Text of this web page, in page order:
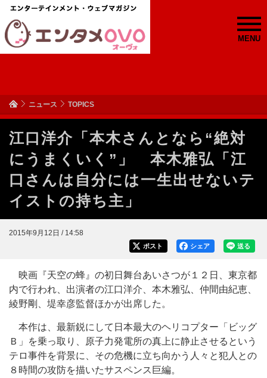
MENU
ニュース TOPICS
江口洋介「本木さんとなら“絶対
にうまくいく”」 本木雅弘「江
口さんは自分には一生出せないテ
イストの持ち主」
2015年9月12日 / 14:58
送る
シェア
ポスト
映画『天空の蜂』の初日舞台あいさつが１２日、東京都
内で行われ、出演者の江口洋介、本木雅弘、仲間由紀恵、
綾野剛、堤幸彦監督ほかが出席した。
本作は、最新鋭にして日本最大のヘリコプター「ビッグ
Ｂ」を乗っ取り、原子力発電所の真上に静止させるという
テロ事件を背景に、その危機に立ち向かう人々と犯人との
８時間の攻防を描いたサスペンス巨編。